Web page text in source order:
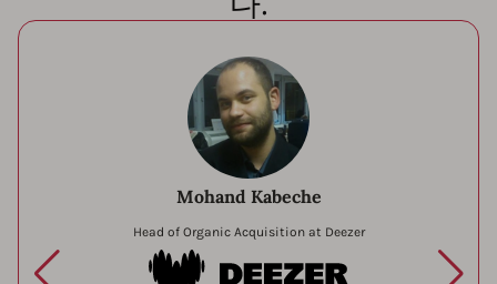
Mohand Kabeche
Head of Organic Acquisition at Deezer
Deezer